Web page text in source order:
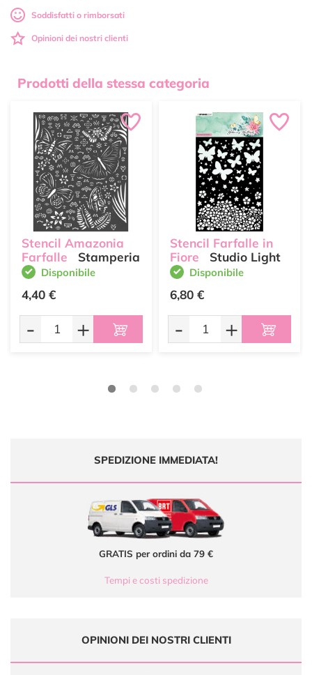
Soddisfatti o rimborsati
Opinioni dei nostri clienti
Prodotti della stessa categoria
Stencil Amazonia
Farfalle
Stamperia
Disponibile
4,40 €
- +
Stencil Farfalle in
Fiore
Studio Light
Disponibile
6,80 €
- +
SPEDIZIONE IMMEDIATA!
GRATIS per ordini da 79 €
Tempi e costi spedizione
OPINIONI DEI NOSTRI CLIENTI